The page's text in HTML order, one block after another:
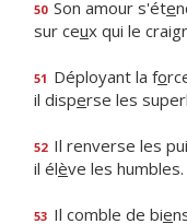
50 Son amour s'éte
sur ceux qui le
51 Déployant la fo
il disperse les
52 Il renverse les
il élève les humbles.
53 Il comble de bie